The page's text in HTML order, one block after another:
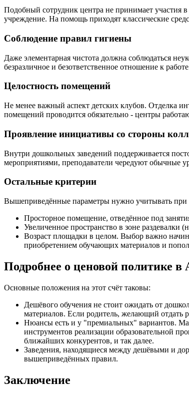
Подобный сотрудник центра не принимает участия
учреждение. На помощь приходят классические
Соблюдение правил гигиены
Даже элементарная чистота должна соблюдаться
безразличное и безответственное отношение к
Целостность помещений
Не менее важный аспект детских клубов. Отделка
помещений проводится обязательно - центры
Проявление инициативы со стороны
Внутри дошкольных заведений поддерживается
мероприятиями, преподаватели чередуют обычные
Остальные критерии
Вышеприведённые параметры нужно учитывать при
Просторное помещение, отведённое под
Увеличенное пространство в зоне раздевалки
Возраст площадки в целом. Выбор важно
приобретением обучающих материалов и
Подробнее о ценовой политике в
Основные положения на этот счёт таковы:
Дешёвого обучения не стоит ожидать от
материалов. Если родитель, желающий отдать
Нюансы есть и у "премиальных" вариантов.
инструментов реализации образовательной
ближайших конкурентов, и так далее.
Заведения, находящиеся между дешёвыми и
вышеприведённых правил.
Заключение